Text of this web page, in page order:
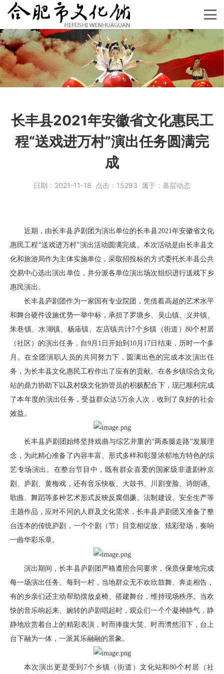
长丰县2021年安徽省文化惠民工
程“送戏进万村”演出任务圆满完
成
日期： 2021-11-18 点击： 15293 属于： 基层动态
近期，由长丰县庐剧团为演出单位的长丰县2021年安徽省文化
惠民工程“送戏进万村”演出活动圆满完成。本次活动是由长丰县文
化和旅游局作为主体实施单位，采取招投标的方式委托长丰县公共
交易中心选出演出单位，并分派各单位演出场次组织进行送戏下乡
惠民演出。
长丰县庐剧团作为一家国有专业院团，凭借着高超的艺术水平
和舞台硬件设施优势一举中标，承担了罗塘乡、吴山镇、义井镇、
朱巷镇、水湖镇、杨庙镇、左店镇共计7个乡镇（街道）80个村居
（社区）的演出任务，自9月1日开始到10月17日结束，历时一个多
月。在全团演职人员的共同努力下，圆满出色的完成本次演出任
务，为长丰县文化惠民工程作出了应有的贡献。在各乡镇综合文化
站的鼎力协助下以及村级文化协管员的积极配合下，现已顺利完成
了本年度的演出任务，受益群众达5万余人次，收到了良好的社会
效益。
长丰县庐剧团始终坚持戏曲与综艺并重的“两条腿走路”发展理
念，为此精心准备了内容丰富、形式多样和彰显浓郁地方特色的综
艺专场演出。在整台节目中，既有群众喜爱的国家级非遗剧种京
剧、庐剧、黄梅戏，还有音乐快板、大鼓书、川剧变脸、诗朗诵、
歌曲、舞蹈等多种艺术形式反映反腐倡廉、法制建设、安全生产等
主题作品，应对不同的人群及文化需求，长丰县庐剧团又准备了整
台连本的传统庐剧，一个个剧（节）目竞相绽放、炫彩登场，奏响
一曲华彩乐章。
演出期间，长丰县庐剧团严格遵照合同要求，保质保量地完成
每一场演出任务。每到一村，当地群众无不欢欣鼓舞、奔走相告，
有的乡亲们还主动帮助摆放桌椅、搭建舞台，维持现场秩序。当欢
快的音乐响起来、婉转的庐剧唱起时，观众们一个个凝神静气，静
静地欣赏着台上的精彩表演，时而捧腹大笑、时而潸然泪下，台上
台下融为一体，一派其乐融融的景象。
本次演出更是受到7个乡镇（街道）文化站和80个村居（社